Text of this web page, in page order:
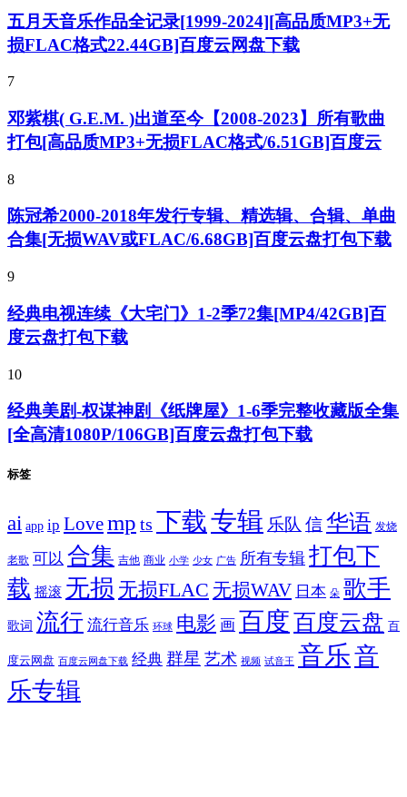
五月天音乐作品全记录[1999-2024][高品质MP3+无
损FLAC格式22.44GB]百度云网盘下载
7
邓紫棋( G.E.M. )出道至今【2008-2023】所有歌曲
打包[高品质MP3+无损FLAC格式/6.51GB]百度云
8
陈冠希2000-2018年发行专辑、精选辑、合辑、单曲
合集[无损WAV或FLAC/6.68GB]百度云盘打包下载
9
经典电视连续《大宅门》1-2季72集[MP4/42GB]百
度云盘打包下载
10
经典美剧-权谋神剧《纸牌屋》1-6季完整收藏版全集
[全高清1080P/106GB]百度云盘打包下载
标签
ai app ip Lovemp ts 下载专辑 乐队 信华语 发烧
老歌 可以 合集 吉他 商业 小学 少女 广告 所有专辑 打包下
载 摇滚 无损 无损FLAC 无损WAV 日本 朵 歌手
歌词 流行 流行音乐 环球 电影 画 百度百度云盘 百
度云网盘 百度云网盘下载 经典 群星 艺术 视频 试音王 音乐音
乐专辑